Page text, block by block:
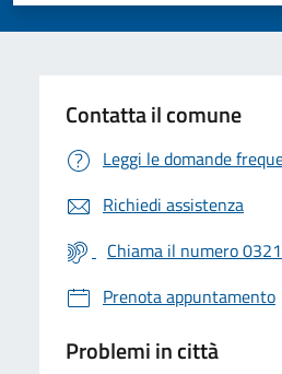
Contatta il comune
Leggi le domande
Richiedi assistenza
Chiama il numero
Prenota appuntamento
Problemi in città